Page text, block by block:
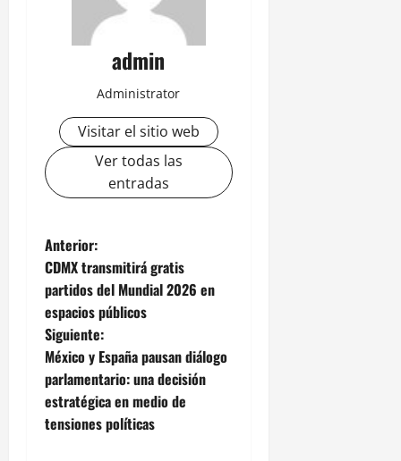
admin
Administrator
Visitar el sitio web
Ver todas las
entradas
N
a
v
e
g
a
Anterior:
CDMX transmitirá gratis
partidos del Mundial 2026 en
espacios públicos
Siguiente:
México y España pausan diálogo
parlamentario: una decisión
estratégica en medio de
tensiones políticas